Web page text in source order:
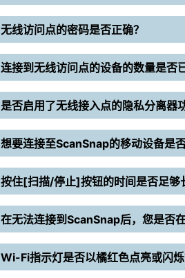
无线访问点的密码是否正确？
连接到无线访问点的设备的数量是否
是否启用了无线接入点的隐私分离器
想要连接至ScanSnap的移动设备是
按住[扫描/停止]按钮的时间是否足够
在无法连接到ScanSnap后，您是否
Wi-Fi指示灯是否以橘红色点亮或闪烁